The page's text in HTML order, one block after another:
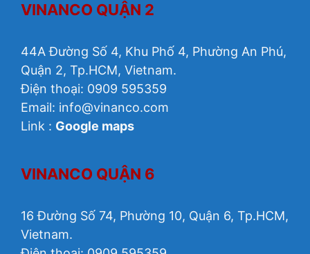
VINANCO QUẬN 2
44A Đường Số 4, Khu Phố 4, Phường An Phú,
Quận 2, Tp.HCM, Vietnam.
Điện thoại: 0909 595359
Email: info@vinanco.com
Link : Google maps
VINANCO QUẬN 6
16 Đường Số 74, Phường 10, Quận 6, Tp.HCM,
Vietnam.